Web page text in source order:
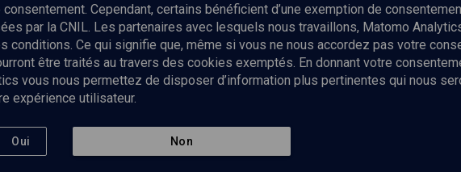
Nos Chaines
Culture
Politique de protection des
Cependant, certains bénéficient d’une exemption de
par la CNIL. Les partenaires avec lesquels nous travaillons, Matomo
conditions. Ce qui signifie que, même si vous ne nous accordez pas votre
être traités au travers des cookies exemptés. En donnant votre
vous nous permettez de disposer d’information plus pertinentes qui nous
expérience utilisateur.
Oui Non